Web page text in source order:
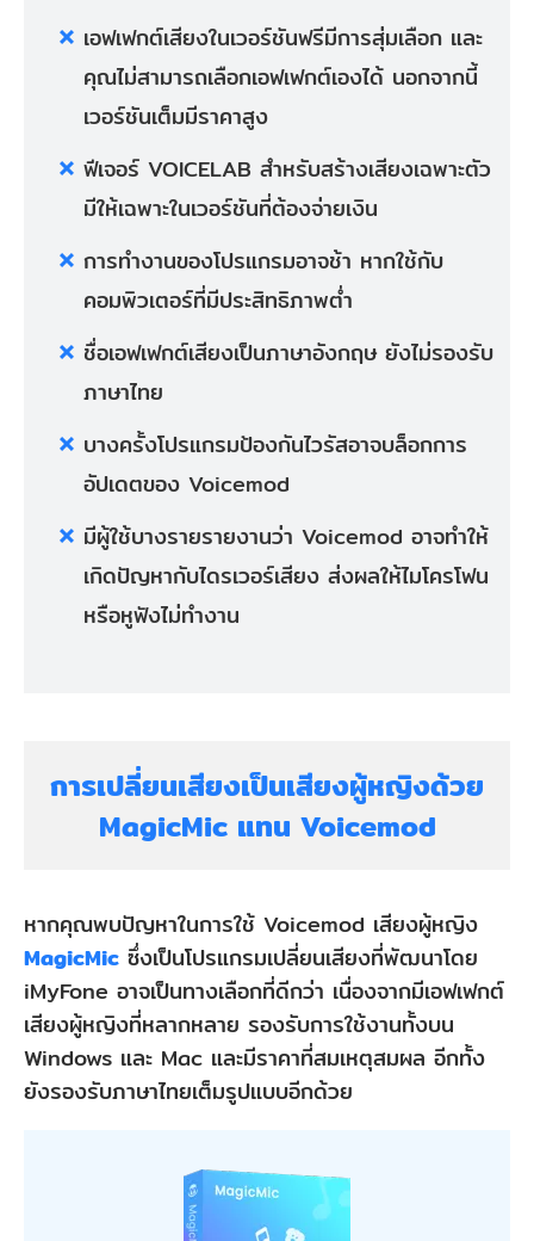
เอฟเฟกต์เสียงในเวอร์ชันฟรีมีการสุ่มเลือก และ
คุณไม่สามารถเลือกเอฟเฟกต์เองได้ นอกจากนี้
เวอร์ชันเต็มมีราคาสูง
ฟีเจอร์ VOICELAB สำหรับสร้างเสียงเฉพาะตัว
มีให้เฉพาะในเวอร์ชันที่ต้องจ่ายเงิน
การทำงานของโปรแกรมอาจช้า หากใช้กับ
คอมพิวเตอร์ที่มีประสิทธิภาพต่ำ
ชื่อเอฟเฟกต์เสียงเป็นภาษาอังกฤษ ยังไม่รองรับ
ภาษาไทย
บางครั้งโปรแกรมป้องกันไวรัสอาจบล็อกการ
อัปเดตของ Voicemod
มีผู้ใช้บางรายรายงานว่า Voicemod อาจทำให้
เกิดปัญหากับไดรเวอร์เสียง ส่งผลให้ไมโครโฟน
หรือหูฟังไม่ทำงาน
การเปลี่ยนเสียงเป็นเสียงผู้หญิงด้วย
MagicMic แทน Voicemod
หากคุณพบปัญหาในการใช้ Voicemod เสียงผู้หญิง
MagicMic ซึ่งเป็นโปรแกรมเปลี่ยนเสียงที่พัฒนาโดย
iMyFone อาจเป็นทางเลือกที่ดีกว่า เนื่องจากมีเอฟเฟกต์
เสียงผู้หญิงที่หลากหลาย รองรับการใช้งานทั้งบน
Windows และ Mac และมีราคาที่สมเหตุสมผล อีกทั้ง
ยังรองรับภาษาไทยเต็มรูปแบบอีกด้วย